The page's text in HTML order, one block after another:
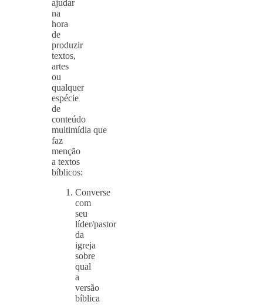
ajudar
na
hora
de
produzir
textos,
artes
ou
qualquer
espécie
de
conteúdo
multimídia que
faz
menção
a textos
bíblicos:
Converse
com
seu
líder/pastor
da
igreja
sobre
qual
a
versão
bíblica